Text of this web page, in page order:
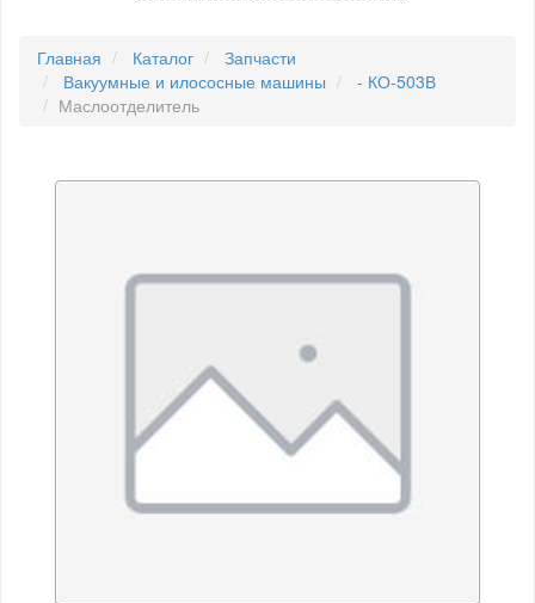
Главная Каталог
Запчасти
Вакуумные и илососные машины
- КО-503В
Маслоотделитель